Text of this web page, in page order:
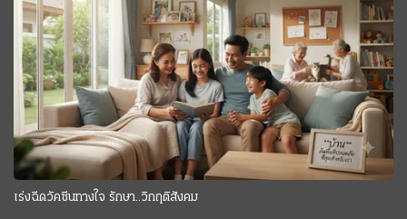
เร่งฉีดวัคซีนทางใจ รักษา..วิกฤติสังคม